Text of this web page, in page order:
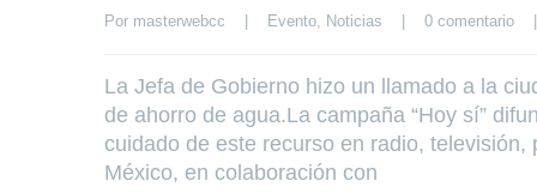
Por masterwebcc Evento, Noticias 0 comentario
La Jefa de Gobierno hizo un llamado a la
de ahorro de agua.La campaña “Hoy sí”
cuidado de este recurso en radio,
México, en colaboración con